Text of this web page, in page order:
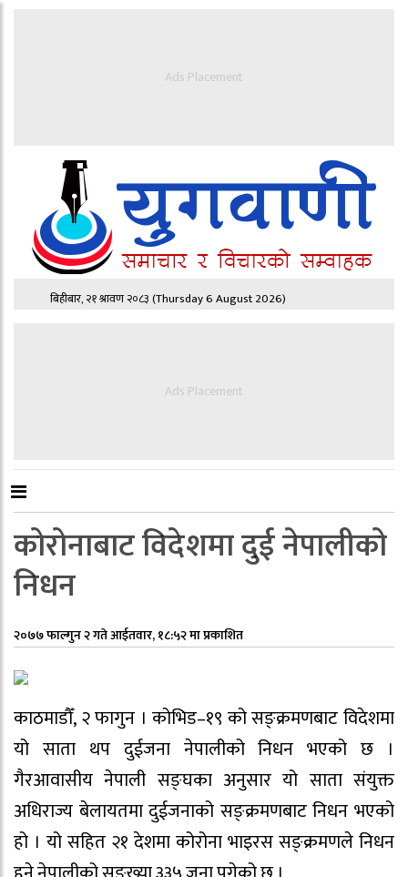
Ads Placement
बिहीबार, २१ श्रावण २०८३(Thursday 6 August 2026)
Ads Placement
कोरोनाबाट विदेशमा दुई नेपालीको
निधन
२०७७ फाल्गुन २ गते आईतवार, १८:५२ मा प्रकाशित
काठमाडौँ, २ फागुन । कोभिड–१९ को सङ्क्रमणबाट विदेशमा
यो साता थप दुईजना नेपालीको निधन भएको छ ।
गैरआवासीय नेपाली सङ्घका अनुसार यो साता संयुक्त
अधिराज्य बेलायतमा दुईजनाको सङ्क्रमणबाट निधन भएको
हो । यो सहित २१ देशमा कोरोना भाइरस सङ्क्रमणले निधन